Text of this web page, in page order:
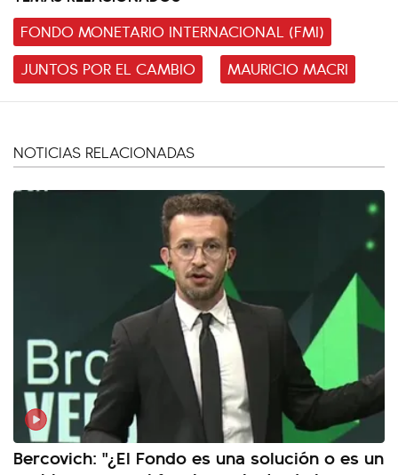
FONDO MONETARIO INTERNACIONAL (FMI)
JUNTOS POR EL CAMBIO
MAURICIO MACRI
NOTICIAS RELACIONADAS
Bercovich: "¿El Fondo es una solución o es un